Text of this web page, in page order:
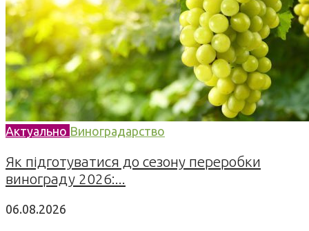
Актуально Виноградарство
Як підготуватися до сезону переробки
винограду 2026:...
06.08.2026